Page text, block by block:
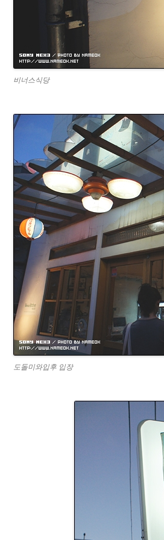
비너스식당
도돌미와입후 입장